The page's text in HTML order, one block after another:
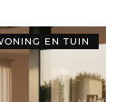
EN TUIN